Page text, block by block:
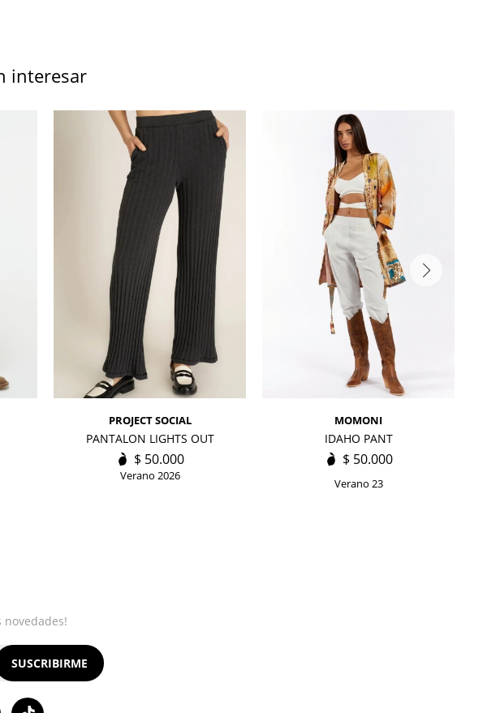
interesar
PROJECT SOCIAL
PANTALON LIGHTS OUT
$ 50.000
Verano 2026
MOMONI
IDAHO PANT
$ 50.000
Verano 23
novedades!
SUSCRIBIRME